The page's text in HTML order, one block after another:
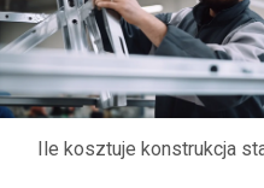
Ile kosztuje konstrukcja